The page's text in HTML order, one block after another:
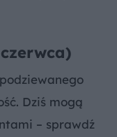
Dziś mogą
– sprawdź